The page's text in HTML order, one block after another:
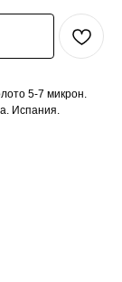
5-7 микрон.
Испания.